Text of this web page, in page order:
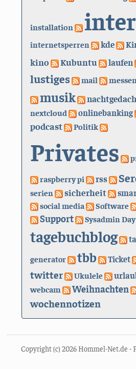
installation
internetsperren kde
kino Kubuntu laufen
lustiges mail
musik
nextcloud onlinebanking
podcast Politik
Privates
raspberry pi rss
serien sicherheit
social media
Software
Support Sysadmin Day
tagebuchblog
generator
tbb Ticket
twitter Ukulele
webcam
Weihnachten
wochennotizen
Copyright (c) 2026 Hommel-Net.de -